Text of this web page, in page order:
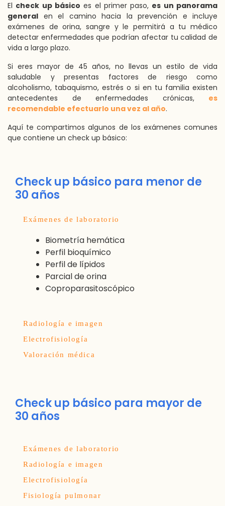
El check up básico es el primer paso, es un panorama
general en el camino hacia la prevención e incluye
exámenes de orina, sangre y le permitirá a tu médico
detectar enfermedades que podrían afectar tu calidad de
vida a largo plazo.
Si eres mayor de 45 años, no llevas un estilo de vida
saludable y presentas factores de riesgo como
alcoholismo, tabaquismo, estrés o si en tu familia existen
antecedentes de enfermedades crónicas, es
recomendable efectuarlo una vez al año.
Aquí te compartimos algunos de los exámenes comunes
que contiene un check up básico:
Check up básico para menor de
30 años
Exámenes de laboratorio
Biometría hemática
Perfil bioquímico
Perfil de lípidos
Parcial de orina
Coproparasitoscópico
Radiología e imagen
Electrofisiología
Valoración médica
Check up básico para mayor de
30 años
Exámenes de laboratorio
Radiología e imagen
Electrofisiología
Fisiología pulmonar